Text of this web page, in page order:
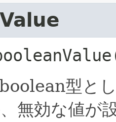
型と
無効な値が